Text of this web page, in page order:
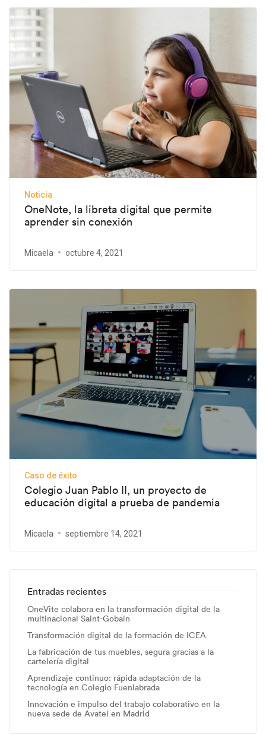
Noticia
OneNote, la libreta digital que permite
aprender sin conexión
Micaela octubre 4, 2021
Caso de éxito
Colegio Juan Pablo II, un proyecto de
educación digital a prueba de pandemia
Micaela septiembre 14, 2021
Entradas recientes
OneVite colabora en la transformación digital de la
multinacional Saint-Gobain
Transformación digital de la formación de ICEA
La fabricación de tus muebles, segura gracias a la
cartelería digital
Aprendizaje continuo: rápida adaptación de la
tecnología en Colegio Fuenlabrada
Innovación e impulso del trabajo colaborativo en la
nueva sede de Avatel en Madrid